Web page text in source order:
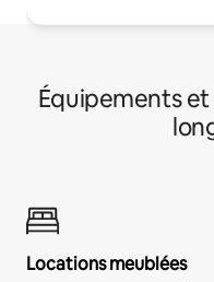
Équipements
Locations meublées